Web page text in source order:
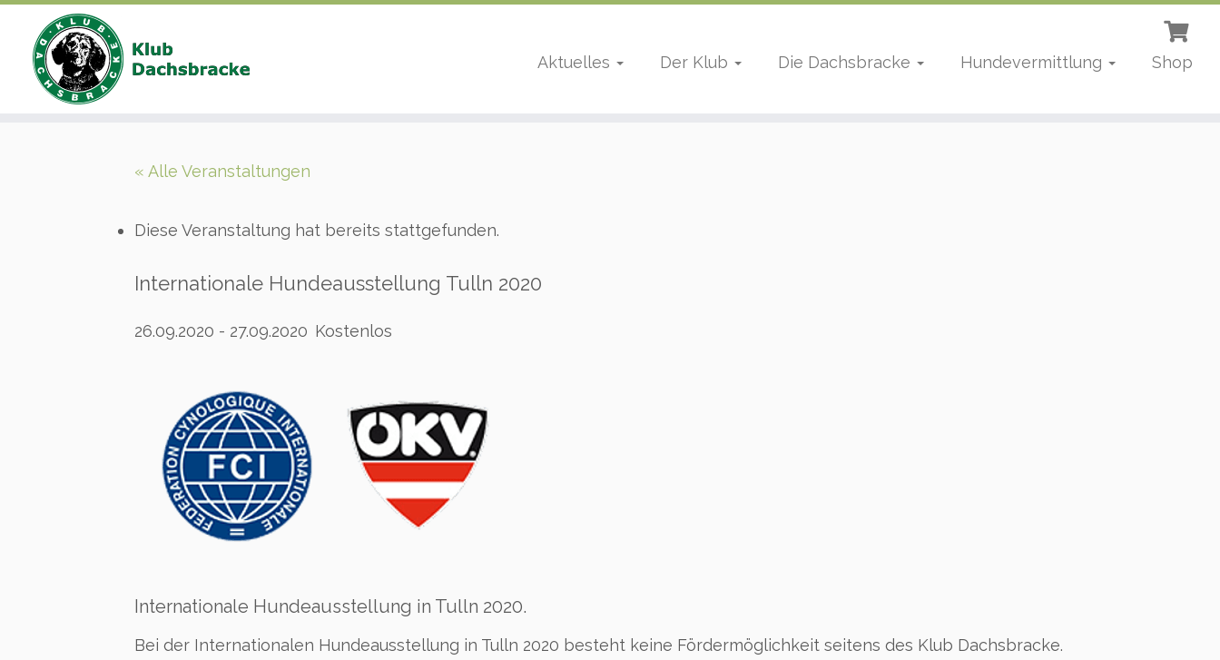
Aktuelles Der Klub Die Dachsbracke Hundevermittlung Shop
« Alle Veranstaltungen
Diese Veranstaltung hat bereits stattgefunden.
Internationale Hundeausstellung Tulln 2020
26.09.2020 - 27.09.2020 Kostenlos
Internationale Hundeausstellung in Tulln 2020.
Bei der Internationalen Hundeausstellung in Tulln 2020 besteht keine Fördermöglichkeit seitens des Klub Dachsbracke.